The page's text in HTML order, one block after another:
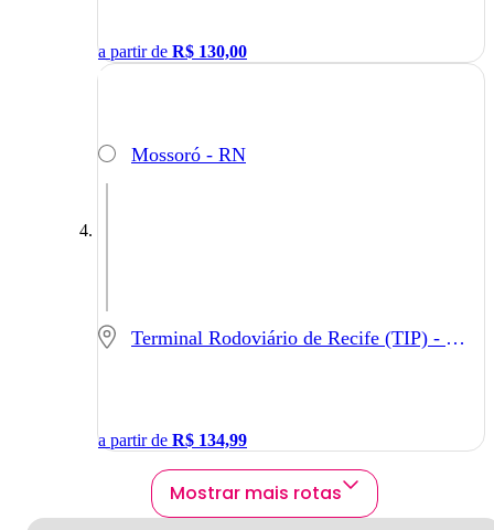
a partir de R$ 130,00
Mossoró - RN
Terminal Rodoviário de Recife (TIP) - Recife - PE
a partir de R$ 134,99
Mostrar mais rotas